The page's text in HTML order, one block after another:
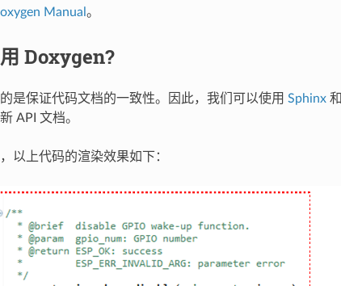
Manual 。
Doxygen?
是保证代码文档的一致性。因此，我们可以使用 Sphinx和
API 文档。
以上代码的渲染效果如下：